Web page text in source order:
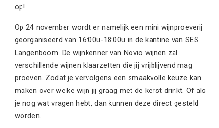
op!
Op 24 november wordt er namelijk een mini wijnproeverij
georganiseerd van 16:00u-18:00u in de kantine van SES
Langenboom. De wijnkenner van Novio wijnen zal
verschillende wijnen klaarzetten die jij vrijblijvend mag
proeven. Zodat je vervolgens een smaakvolle keuze kan
maken over welke wijn jij graag met de kerst drinkt. Of als
je nog wat vragen hebt, dan kunnen deze direct gesteld
worden.